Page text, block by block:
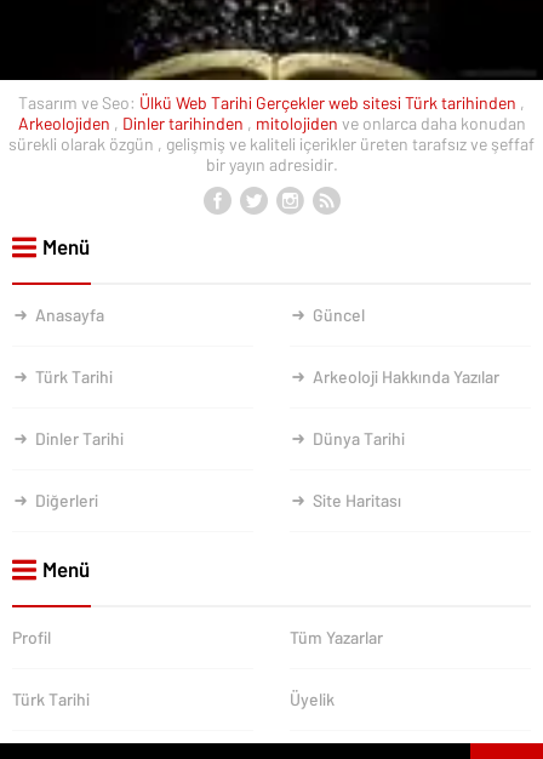
Tasarım ve Seo: Ülkü Web Tarihi Gerçekler web sitesiTürk tarihinden ,
Arkeolojiden , Dinler tarihinden , mitolojiden ve onlarca daha konudan
sürekli olarak özgün , gelişmiş ve kaliteli içerikler üreten tarafsız ve şeffaf
bir yayın adresidir.
Menü
Anasayfa Güncel
Türk Tarihi Arkeoloji Hakkında Yazılar
Dinler Tarihi Dünya Tarihi
Diğerleri Site Haritası
Menü
Profil Tüm Yazarlar
Türk Tarihi Üyelik